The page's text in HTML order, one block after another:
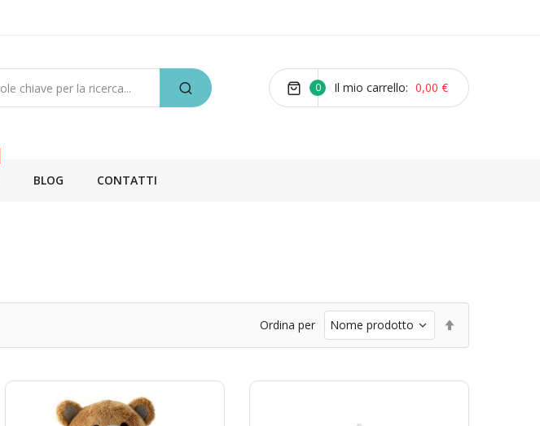
Il mio carrello
0 0,00 €
BLOG CONTATTI
Ordina per
direzione